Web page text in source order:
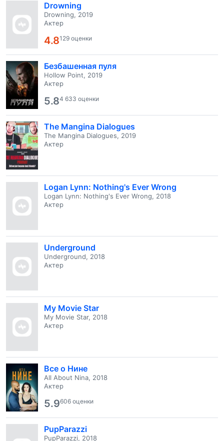
Drowning
Drowning, 2019
Актер
4.8129 оценки
Безбашенная пуля
Hollow Point, 2019
Актер
5.84 633 оценки
The Mangina Dialogues
The Mangina Dialogues, 2019
Актер
Logan Lynn: Nothing's Ever Wrong
Logan Lynn: Nothing's Ever Wrong, 2018
Актер
Underground
Underground, 2018
Актер
My Movie Star
My Movie Star, 2018
Актер
Все о Нине
All About Nina, 2018
Актер
5.9606 оценки
PupParazzi
PupParazzi, 2018